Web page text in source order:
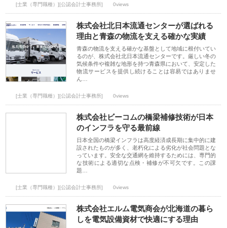
[士業（専門職種）][公認会計士事務所] 0views
株式会社北日本流通センターが選ばれる
理由と青森の物流を支える確かな実績
青森の物流を支える確かな基盤として地域に根付いてい
るのが、株式会社北日本流通センターです。厳しい冬の
気候条件や複雑な地形を持つ青森県において、安定した
物流サービスを提供し続けることは容易ではありませ
ん…
[士業（専門職種）][公認会計士事務所] 0views
株式会社ビーコムの橋梁補修技術が日本
のインフラを守る最前線
日本全国の橋梁インフラは高度経済成長期に集中的に建
設されたものが多く、老朽化による劣化が社会問題とな
っています。安全な交通網を維持するためには、専門的
な技術による適切な点検・補修が不可欠です。この課
題…
[士業（専門職種）][公認会計士事務所] 0views
株式会社エルム電気商会が北海道の暮ら
しを電気設備資材で快適にする理由